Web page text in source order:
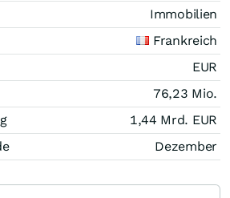
Immobilien
Frankreich
EUR
76,23 Mio.
1,44 Mrd. EUR
Dezember